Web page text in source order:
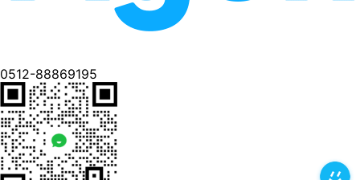
0512-88869195